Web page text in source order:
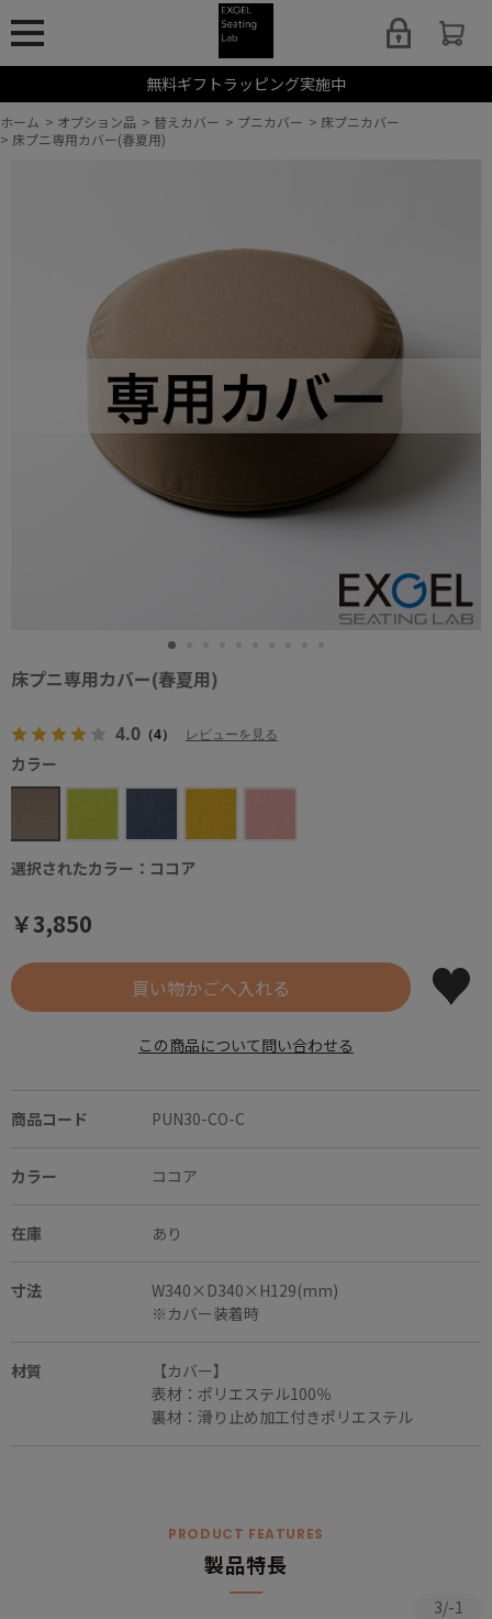
無料ギフトラッピング実施中
ホーム > オプション品 > 替えカバー > プニカバー > 床プニカバー
> 床プニ専用カバー(春夏用)
床プニ専用カバー(春夏用)
4.0 （4） レビューを見る
￥3,850
商品コード PUN30-CO-C
カラー ココア
在庫 あり
寸法
W340×D340×H129(mm)
※カバー装着時
材質
【カバー】
表材：ポリエステル100％
裏材：滑り止め加工付きポリエステル
カラー
選択されたカラー：ココア
この商品について問い合わせる
PRODUCT FEATURES
製品特長
3/-1